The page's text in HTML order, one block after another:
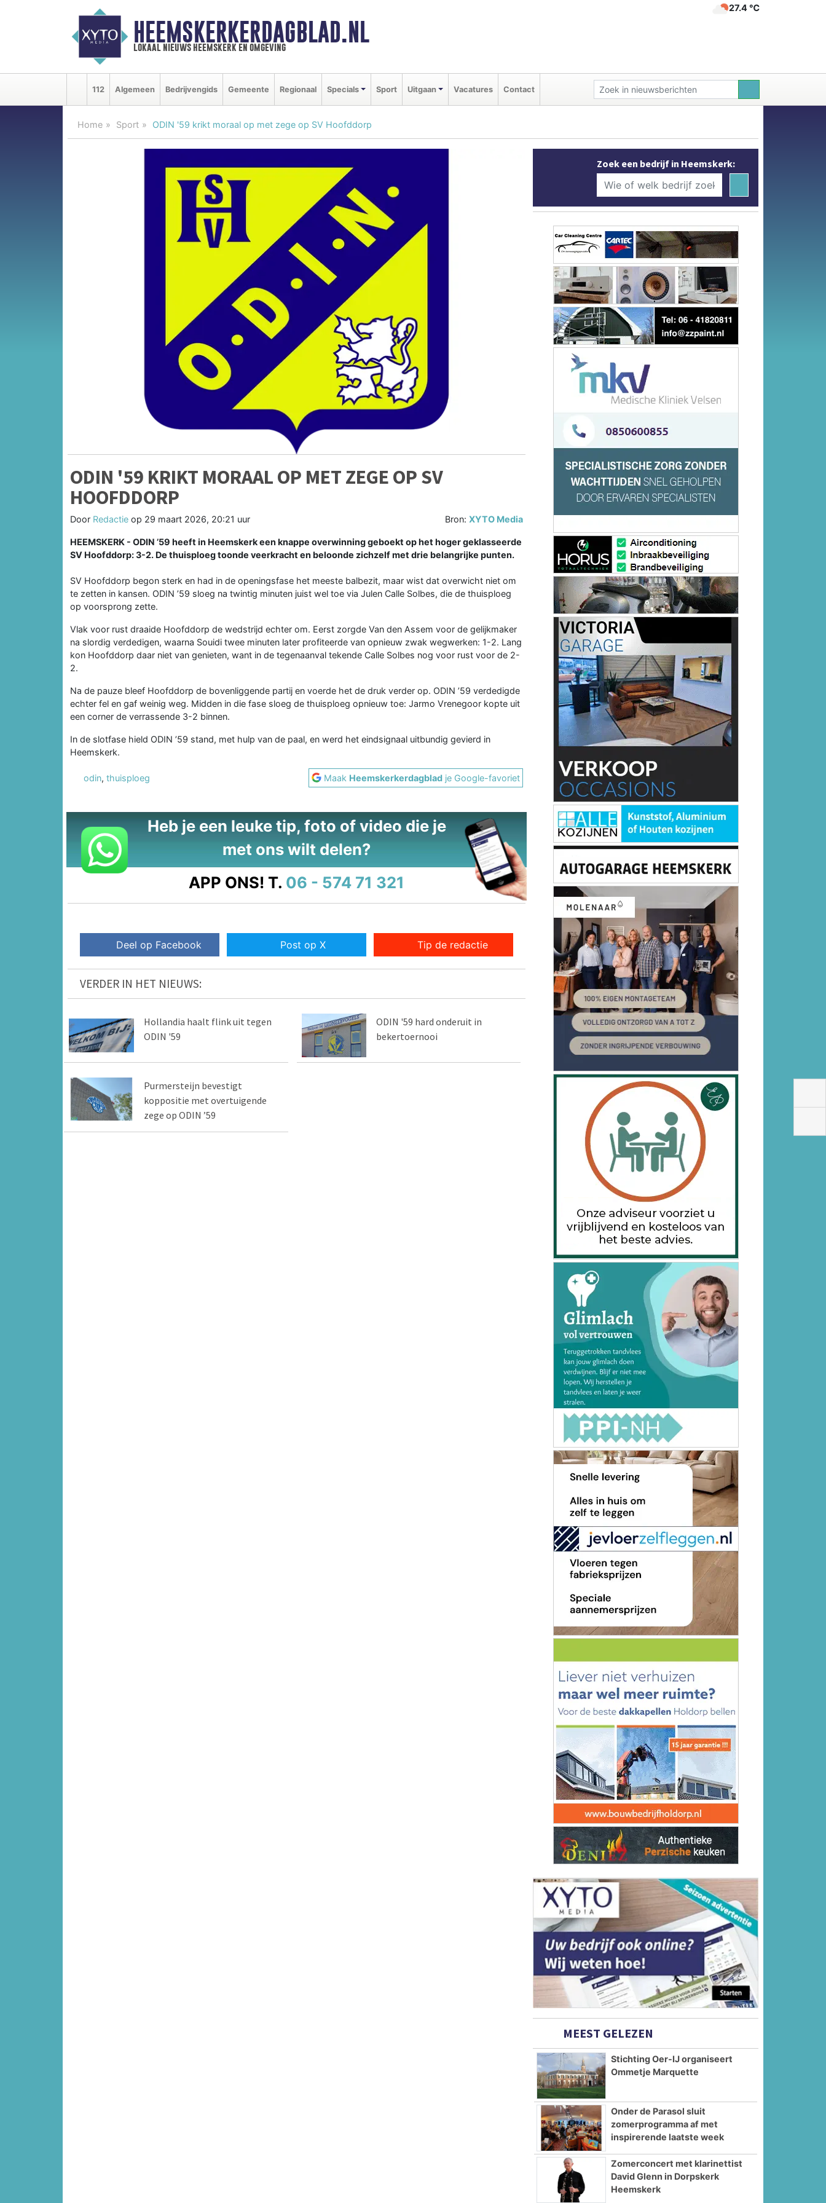
HEEMSKERKERDAGBLAD.NL
lokaal nieuws heemskerk en omgeving
27.4 ℃
112 Algemeen Bedrijvengids Gemeente Regionaal Specials Sport Uitgaan Vacatures Contact
Home Sport ODIN '59 krikt moraal op met zege op SV Hoofddorp
ODIN '59 KRIKT MORAAL OP MET ZEGE OP SV
HOOFDDORP
Door Redactie op 29 maart 2026, 20:21 uur Bron:XYTO Media
HEEMSKERK - ODIN ’59 heeft in Heemskerk een knappe overwinning geboekt op het hoger geklasseerde
SV Hoofddorp: 3-2. De thuisploeg toonde veerkracht en beloonde zichzelf met drie belangrijke punten.
SV Hoofddorp begon sterk en had in de openingsfase het meeste balbezit, maar wist dat overwicht niet om
te zetten in kansen. ODIN ’59 sloeg na twintig minuten juist wel toe via Julen Calle Solbes, die de thuisploeg
op voorsprong zette.
Vlak voor rust draaide Hoofddorp de wedstrijd echter om. Eerst zorgde Van den Assem voor de gelijkmaker
na slordig verdedigen, waarna Souidi twee minuten later profiteerde van opnieuw zwak wegwerken: 1-2. Lang
kon Hoofddorp daar niet van genieten, want in de tegenaanval tekende Calle Solbes nog voor rust voor de 2-
2.
Na de pauze bleef Hoofddorp de bovenliggende partij en voerde het de druk verder op. ODIN ’59 verdedigde
echter fel en gaf weinig weg. Midden in die fase sloeg de thuisploeg opnieuw toe: Jarmo Vrenegoor kopte uit
een corner de verrassende 3-2 binnen.
In de slotfase hield ODIN ’59 stand, met hulp van de paal, en werd het eindsignaal uitbundig gevierd in
Heemskerk.
odin, thuisploeg Maak Heemskerkerdagblad je Google-favoriet
Heb je een leuke tip, foto of video die je
met ons wilt delen?
APP ONS! T. 06 - 574 71 321
Deel op Facebook Post op X Tip de redactie
VERDER IN HET NIEUWS:
Hollandia haalt flink uit tegen
ODIN '59
ODIN '59 hard onderuit in
bekertoernooi
Purmersteijn bevestigt
koppositie met overtuigende
zege op ODIN ’59
Zoek een bedrijf in Heemskerk:
MEEST GELEZEN
Stichting Oer-IJ organiseert
Ommetje Marquette
Onder de Parasol sluit
zomerprogramma af met
inspirerende laatste week
Zomerconcert met klarinettist
David Glenn in Dorpskerk
Heemskerk